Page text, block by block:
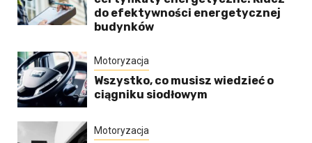
do efektywności energetycznej
budynków
Motoryzacja
Wszystko, co musisz wiedzieć o
ciągniku siodłowym
Motoryzacja